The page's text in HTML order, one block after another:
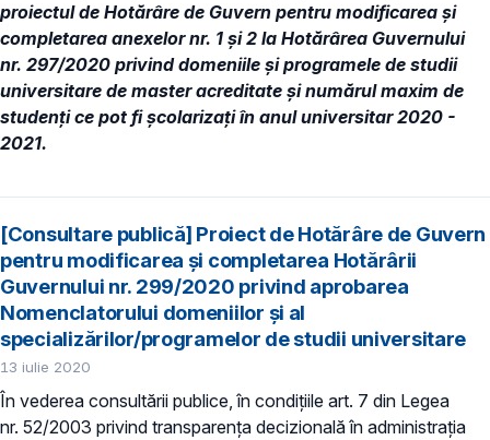
proiectul de Hotărâre de Guvern pentru modificarea şi
completarea anexelor nr. 1 şi 2 la Hotărârea Guvernului
nr. 297/2020 privind domeniile şi programele de studii
universitare de master acreditate şi numărul maxim de
studenţi ce pot fi şcolarizaţi în anul universitar 2020 -
2021.
[Consultare publică] Proiect de Hotărâre de Guvern
pentru modificarea și completarea Hotărârii
Guvernului nr. 299/2020 privind aprobarea
Nomenclatorului domeniilor şi al
specializărilor/programelor de studii universitare
13 iulie 2020
În vederea consultării publice, în condiţiile art. 7 din Legea
nr. 52/2003 privind transparenţa decizională în administraţia